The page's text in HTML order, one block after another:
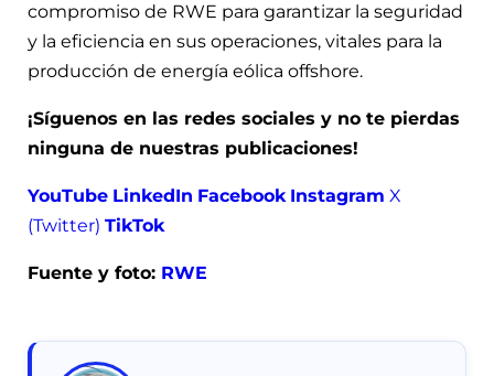
compromiso de RWE para garantizar la seguridad
y la eficiencia en sus operaciones, vitales para la
producción de energía eólica offshore.
¡Síguenos en las redes sociales y no te pierdas
ninguna de nuestras publicaciones!
YouTube LinkedIn Facebook Instagram X
(Twitter) TikTok
Fuente y foto: RWE